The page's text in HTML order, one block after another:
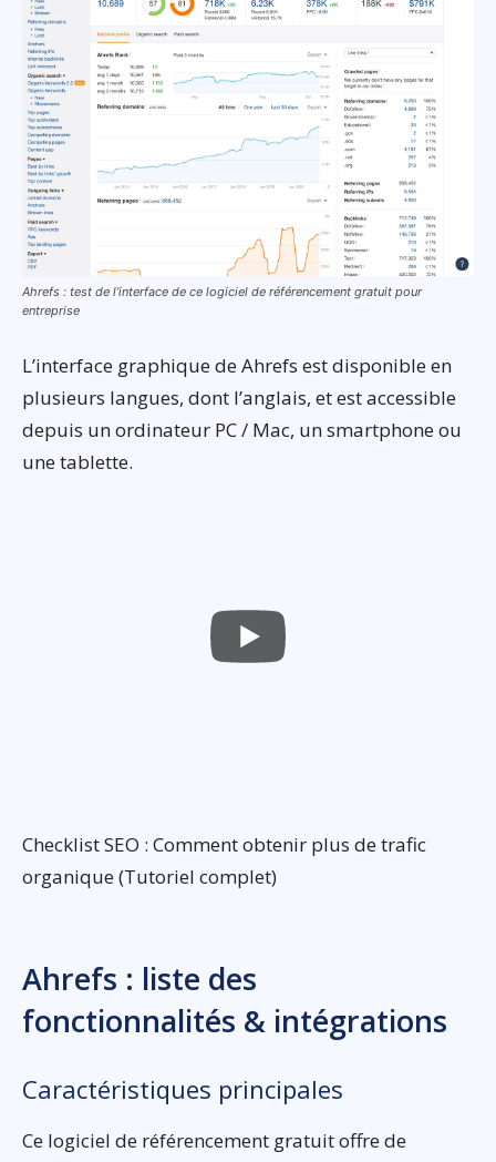
Ahrefs : test de l’interface de ce logiciel de référencement gratuit pour
entreprise
L’interface graphique de Ahrefs est disponible en
plusieurs langues, dont l’anglais, et est accessible
depuis un ordinateur PC / Mac, un smartphone ou
une tablette.
Checklist SEO : Comment obtenir plus de trafic
organique (Tutoriel complet)
Ahrefs : liste des
fonctionnalités & intégrations
Caractéristiques principales
Ce logiciel de référencement gratuit offre de